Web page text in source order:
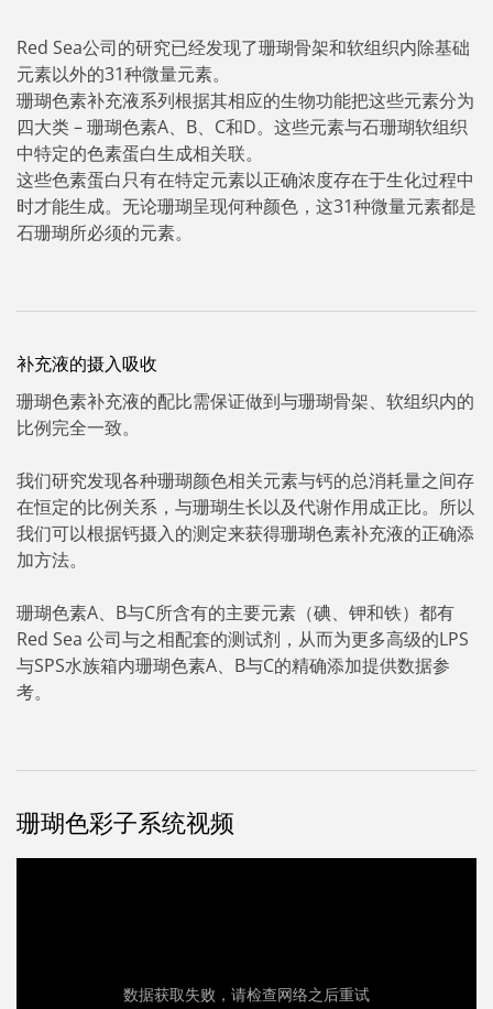
Red Sea公司的研究已经发现了珊瑚骨架和软组织内除基础
元素以外的31种微量元素。
珊瑚色素补充液系列根据其相应的生物功能把这些元素分为
四大类 – 珊瑚色素A、B、C和D。这些元素与石珊瑚软组织
中特定的色素蛋白生成相关联。
这些色素蛋白只有在特定元素以正确浓度存在于生化过程中
时才能生成。无论珊瑚呈现何种颜色，这31种微量元素都是
石珊瑚所必须的元素。
补充液的摄入吸收
珊瑚色素补充液的配比需保证做到与珊瑚骨架、软组织内的
比例完全一致。
我们研究发现各种珊瑚颜色相关元素与钙的总消耗量之间存
在恒定的比例关系，与珊瑚生长以及代谢作用成正比。所以
我们可以根据钙摄入的测定来获得珊瑚色素补充液的正确添
加方法。
珊瑚色素A、B与C所含有的主要元素（碘、钾和铁）都有
Red Sea 公司与之相配套的测试剂，从而为更多高级的LPS
与SPS水族箱内珊瑚色素A、B与C的精确添加提供数据参
考。
珊瑚色彩子系统视频